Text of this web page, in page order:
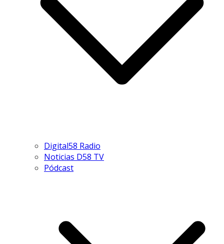
Digital58 Radio
Noticias D58 TV
Pódcast